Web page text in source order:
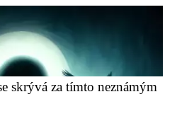
skrývá za tímto neznámým